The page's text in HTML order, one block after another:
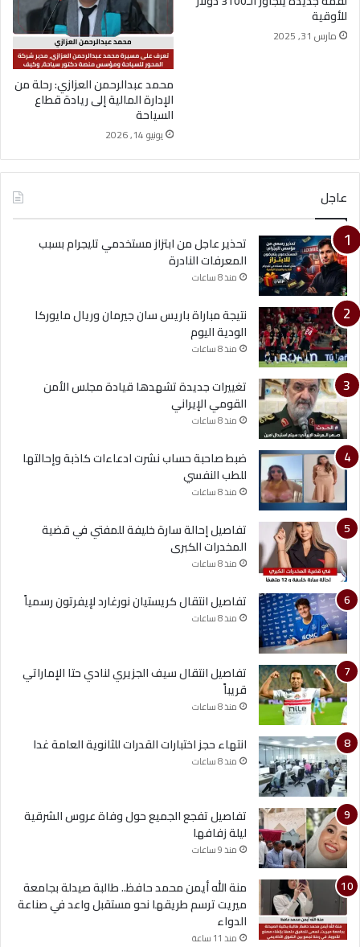
للأوقية
مارس 31, 2025
محمد عبدالرحمن العزازي: رحلة من
الإدارة المالية إلى ريادة قطاع
السياحة
يونيو 14, 2026
عاجل
تحذير عاجل من ابتزاز مستخدمي تليجرام بسبب
المعرفات النادرة
منذ 8 ساعات
نتيجة مباراة باريس سان جيرمان وريال مايوركا
الودية اليوم
منذ 8 ساعات
تغييرات جديدة تشهدها قيادة مجلس الأمن
القومي الإيراني
منذ 8 ساعات
ضبط صاحبة حساب نشرت ادعاءات كاذبة وإحالتها
للطب النفسي
منذ 8 ساعات
تفاصيل إحالة سارة خليفة للمفتي في قضية
المخدرات الكبرى
منذ 8 ساعات
تفاصيل انتقال كريستيان نورغارد لإيفرتون رسمياً
منذ 8 ساعات
تفاصيل انتقال سيف الجزيري لنادي حتا الإماراتي
قريباً
منذ 8 ساعات
انتهاء حجز اختبارات القدرات للثانوية العامة غدا
منذ 8 ساعات
تفاصيل تفجع الجميع حول وفاة عروس الشرقية
ليلة زفافها
منذ 9 ساعات
منة الله أيمن محمد حافظ.. طالبة صيدلة بجامعة
ميريت ترسم طريقها نحو مستقبل واعد في صناعة
الدواء
منذ 11 ساعة